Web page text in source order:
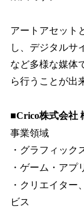
アートアセット
し、デジタルサ
など多様な媒体
ら行うことが出
■Crico株式会社
事業領域
・グラフィッ
・ゲーム・アプ
・クリエイター
ビス